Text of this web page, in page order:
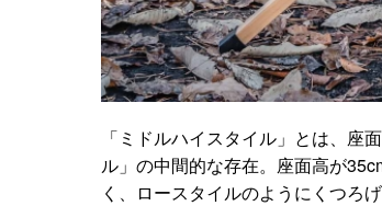
「ミドルハイスタイル」とは、座
ル」の中間的な存在。座面高が
く、ロースタイルのようにくつろげ